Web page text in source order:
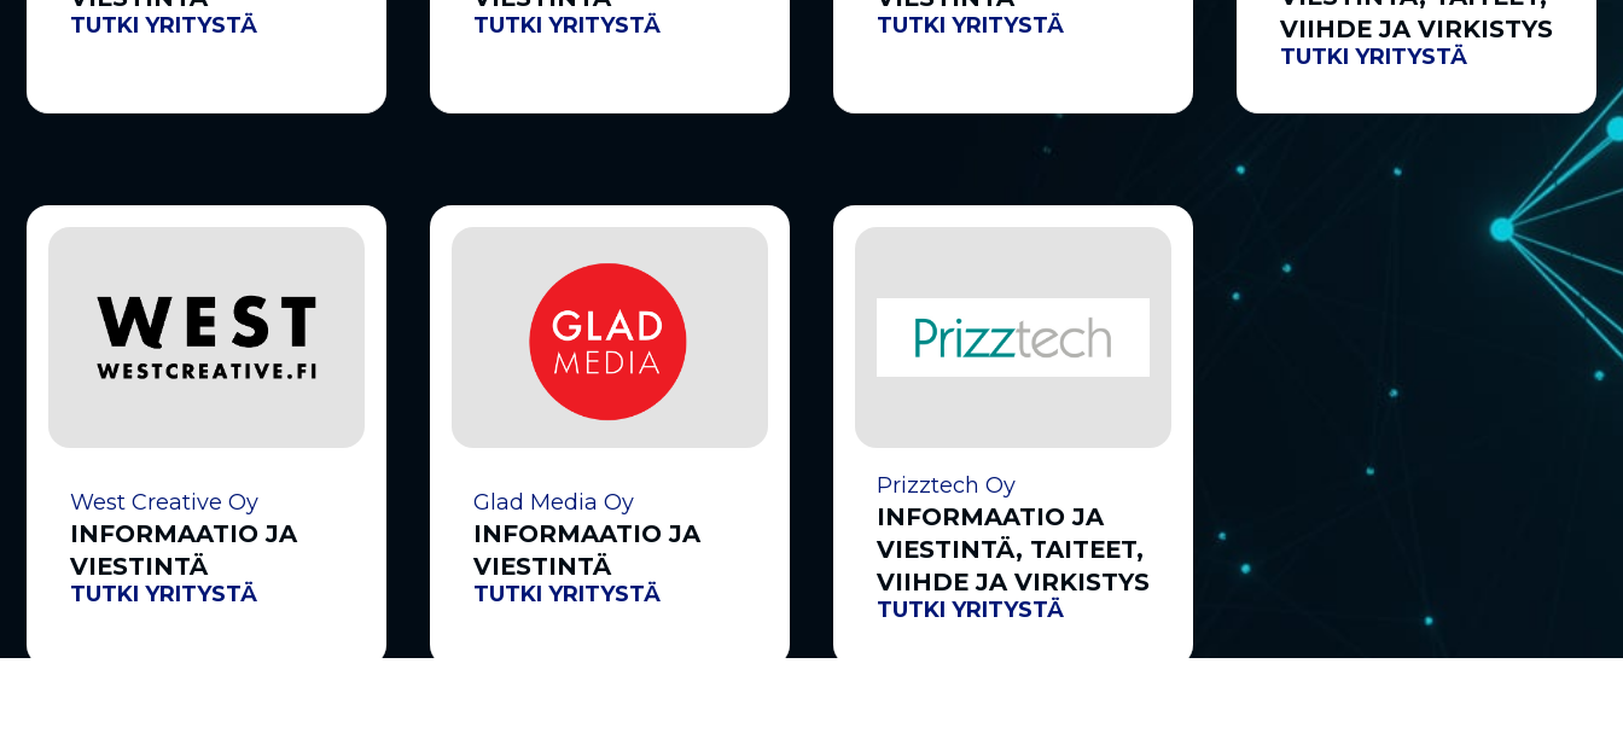
TUTKI YRITYSTÄ TUTKI YRITYSTÄ TUTKI YRITYSTÄ
VIIHDE JA VIRKISTYS
TUTKI YRITYSTÄ
West Creative Oy
INFORMAATIO JA
VIESTINTÄ
TUTKI YRITYSTÄ
Glad Media Oy
INFORMAATIO JA
VIESTINTÄ
TUTKI YRITYSTÄ
Prizztech Oy
INFORMAATIO JA
VIESTINTÄ, TAITEET,
VIIHDE JA VIRKISTYS
TUTKI YRITYSTÄ